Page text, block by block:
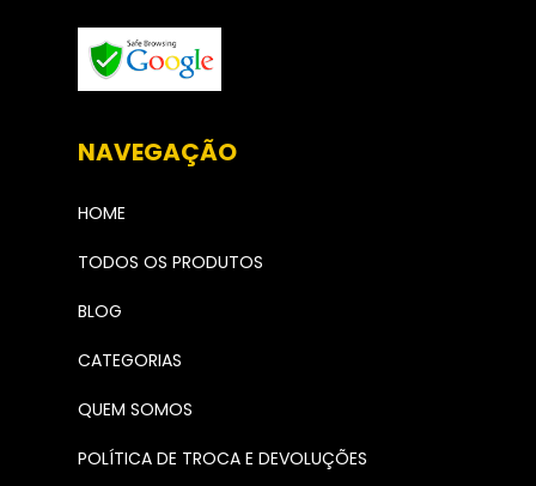
NAVEGAÇÃO
HOME
TODOS OS PRODUTOS
BLOG
CATEGORIAS
QUEM SOMOS
POLÍTICA DE TROCA E DEVOLUÇÕES